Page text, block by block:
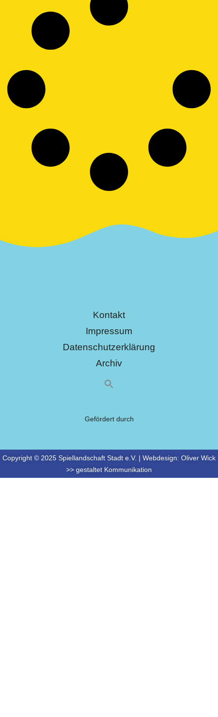
Kontakt
Impressum
Datenschutzerklärung
Archiv
Gefördert durch
Copyright © 2025 Spiellandschaft Stadt e.V. | Webdesign: Oliver Wick
>> gestaltet Kommunikation